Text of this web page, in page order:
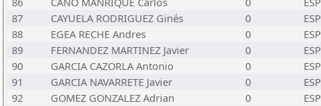
87
CAYUELA RODRIGUEZ Ginés 0 ESP
88
EGEA RECHE Andres 0 ESP
89
FERNANDEZ MARTINEZ Javier 0 ESP
90
GARCIA CAZORLA Antonio 0 ESP
91
GARCIA NAVARRETE Javier 0 ESP
92
GOMEZ GONZALEZ Adrian 0 ESP